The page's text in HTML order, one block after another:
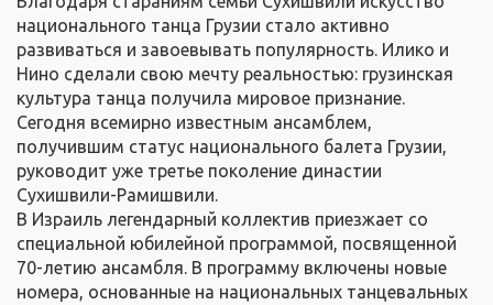
национального танца Грузии стало активно
развиваться и завоевывать популярность. Илико и
Нино сделали свою мечту реальностью: грузинская
культура танца получила мировое признание.
Сегодня всемирно известным ансамблем,
получившим статус национального балета Грузии,
руководит уже третье поколение династии
Сухишвили-Рамишвили.
В Израиль легендарный коллектив приезжает со
специальной юбилейной программой, посвященной
70-летию ансамбля. В программу включены новые
номера, основанные на национальных танцевальных